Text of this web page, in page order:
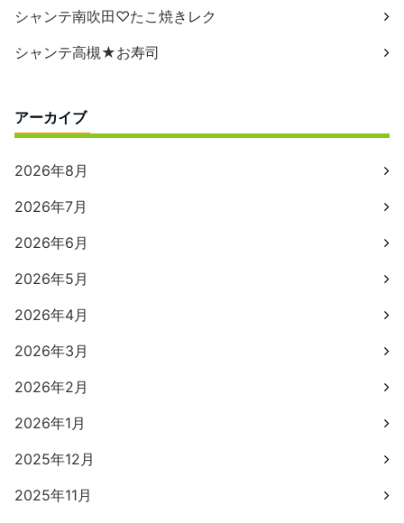
シャンテ南吹田♡たこ焼きレク
シャンテ高槻★お寿司
アーカイブ
2026年8月
2026年7月
2026年6月
2026年5月
2026年4月
2026年3月
2026年2月
2026年1月
2025年12月
2025年11月